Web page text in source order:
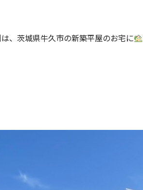
、茨城県牛久市の新築平屋のお宅に